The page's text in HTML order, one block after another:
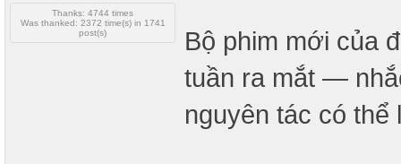
Thanks: 4744 times
Was thanked: 2372 time(s) in 1741
post(s)
Bộ phim mới của
tuần ra mắt —
nguyên tác có